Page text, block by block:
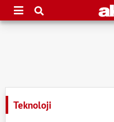
Teknoloji